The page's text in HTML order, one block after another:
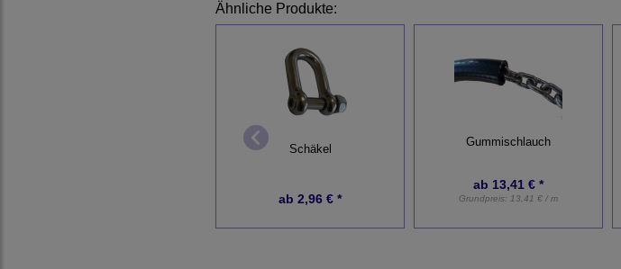
Ähnliche Produkte:
Schäkel
ab 2,96 € *
Gummischlauch
ab 13,41 € *
Grundpreis: 13,41 € / m